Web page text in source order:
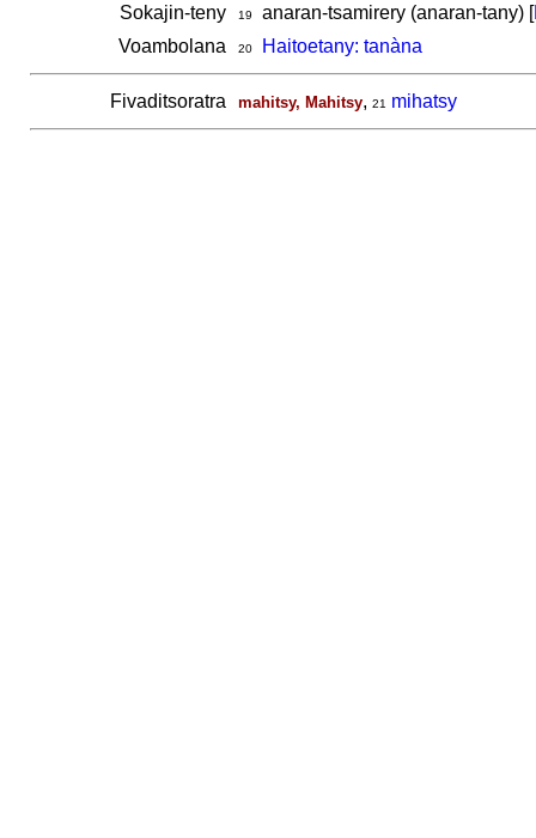
Sokajin-teny
19 anaran-tsamirery (anaran-tany) [
Voambolana
20 Haitoetany: tanàna
Fivaditsoratra mahitsy, Mahitsy, 21 mihatsy